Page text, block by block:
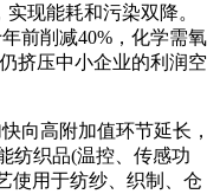
现能耗和污染双降。
前削减40%，化学需氧
挤压中小企业的利润空
高附加值环节延长，
纺织品(温控、传感功
使用于纺纱、织制、仓